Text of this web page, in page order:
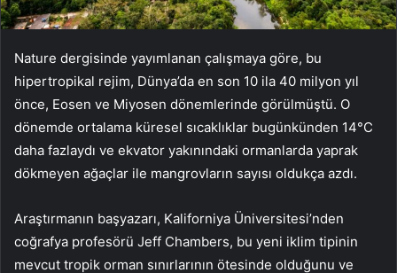
Nature dergisinde yayımlanan çalışmaya göre, bu
hipertropikal rejim, Dünya’da en son 10 ila 40 milyon yıl
önce, Eosen ve Miyosen dönemlerinde görülmüştü. O
dönemde ortalama küresel sıcaklıklar bugünkünden 14°C
daha fazlaydı ve ekvator yakınındaki ormanlarda yaprak
dökmeyen ağaçlar ile mangrovların sayısı oldukça azdı.
Araştırmanın başyazarı, Kaliforniya Üniversitesi’nden
coğrafya profesörü Jeff Chambers, bu yeni iklim tipinin
mevcut tropik orman sınırlarının ötesinde olduğunu ve